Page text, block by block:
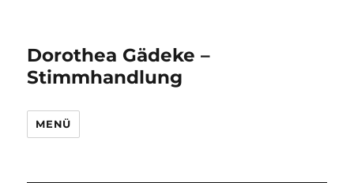
Dorothea Gädeke –
Stimmhandlung
MENÜ